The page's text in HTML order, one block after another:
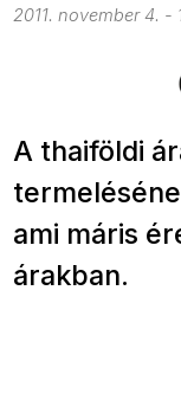
2011. november 4. -
A thaiföldi
ami máris
árakban.